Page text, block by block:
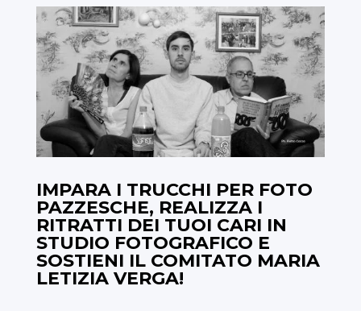
IMPARA I TRUCCHI PER FOTO
PAZZESCHE, REALIZZA I
RITRATTI DEI TUOI CARI IN
STUDIO FOTOGRAFICO E
SOSTIENI IL COMITATO MARIA
LETIZIA VERGA!